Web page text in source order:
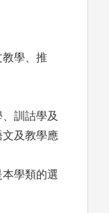
學、推
訓詁學及
及教學應
學類的選